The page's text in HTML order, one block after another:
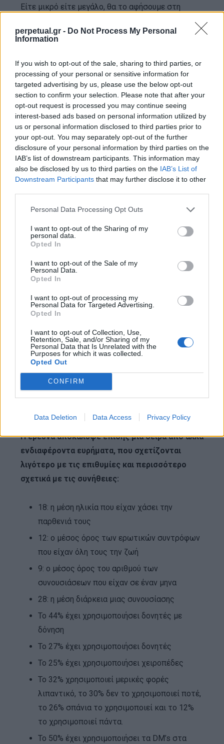
perpetual.gr - Do Not Process My Personal
Information
If you wish to opt-out of the sale, sharing to third parties, or
processing of your personal or sensitive information for
targeted advertising by us, please use the below opt-out
section to confirm your selection. Please note that after your
opt-out request is processed you may continue seeing
interest-based ads based on personal information utilized by
us or personal information disclosed to third parties prior to
your opt-out. You may separately opt-out of the further
disclosure of your personal information by third parties on the
IAB’s list of downstream participants. This information may
also be disclosed by us to third parties on the IAB’s List of
Downstream Participants that may further disclose it to other
Personal Data Processing Opt Outs
I want to opt-out of the Sharing of my
personal data.
Opted In
I want to opt-out of the Sale of my
Personal Data.
Opted In
I want to opt-out of processing my
Personal Data for Targeted Advertising.
Opted In
I want to opt-out of Collection, Use,
Retention, Sale, and/or Sharing of my
Personal Data that Is Unrelated with the
Purposes for which it was collected.
Opted Out
CONFIRM
Data Deletion Data Access Privacy Policy
Είτε μικρό είτε μεγάλο, θα το αφήσουμε στη
λέει ότι το μέγεθος του πέους είναι σημαντικό.
Στους περισσότερους αρέσει η “σκυλίσια”
στάση
Το 57% δήλωσε ότι η “σκυλίσια” ήταν η αγαπημένη
σεξουαλική τους στάση, με το “ιεραπόστολικό” να
έρχεται δεύτερο στο 46% και το “η γυναίκα απο
πάνω” στο 30%.
Το προκαταρκτικά είναι σημαντικά – ειδικά για
τα άτομα με ξανθά μαλλιά
προκαταρκτικά παίζουν πολύ σημαντικό ρόλο.
Τα άτομα με μαύρα μαλλιά έχουν
περισσότερους οργασμούς;
Σύμφωνα με την έρευνα, το 43% των
πολλαπλούς οργασμούς ανά σεξουαλική πράξη.
Ο αυνανισμός δεν αποτελέι πλέον ταμπού
Τα στατιστικά στοιχεία δείχνουν, ότι κατά μέσο
Η έρευνα αποκάλυψε επίσης μια σειρά από άλλα
ενδιαφέροντα ευρήματα, που σχετίζονται
λιγότερο με τις επιθυμίες και περισσότερο
σχετικά με τις συνήθειες:
18: η μέση ηλικία που είχαν χάσει την
παρθενιά τους
12: ο μέσος όρος των ερωτικών συντρόφων
που είχαν όλη τους την ζωή
9: ο μέσος όρος του αριθμού των
συνουσιάσεων που είχαν σε έναν μηνα
28: η μέση διάρκεια μιας συνουσίασης
Το 44% έχει χρησιμοποιήσει δονητές με
δόνηση
Το 27% έχει χρησιμοποιήσει δονητές
Το 25% έχει χρησιμοποιήσει χειροπέδες
Το 32% χρησιμοποιεί μερικές φορές
λιπαντικό, το 30% δεν το χρησιμοποιεί ποτέ,
το 26% σπάνια το χρησιμοποιεί και το 12%
το χρησιμοποιεί πάντα.
Το 50% έχει χρησιμοποιήσει τα DM’s στα